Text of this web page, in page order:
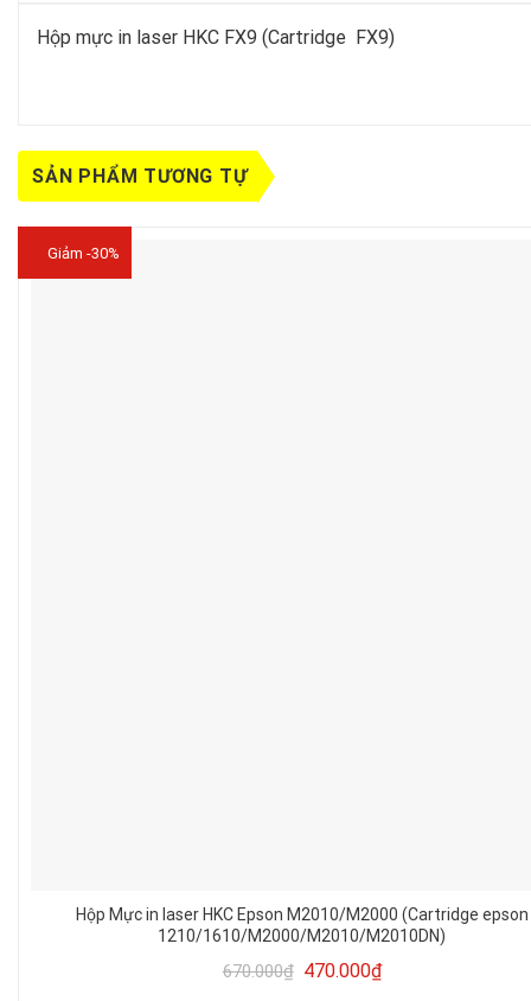
Hộp mực in laser HKC FX9 (Cartridge FX9)
SẢN PHẨM TƯƠNG TỰ
Giảm -30%
Hộp Mực in laser HKC Epson M2010/M2000 (Cartridge epson
1210/1610/M2000/M2010/M2010DN)
670.000₫ 470.000₫